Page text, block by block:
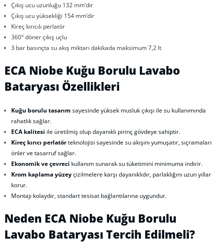
Çıkış ucu uzunluğu 132 mm’dir
Çıkış ucu yüksekliği 154 mm’dir
Kireç kırıcılı perlatör
360° döner çıkış uçlu
3 bar basınçta su akış miktarı dakikada maksimum 7,2 lt
ECA Niobe Kuğu Borulu Lavabo
Bataryası Özellikleri
Kuğu borulu tasarım sayesinde yüksek musluk çıkışı ile su kullanımında
rahatlık sağlar.
ECA kalitesi ile üretilmiş olup dayanıklı pirinç gövdeye sahiptir.
Kireç kırıcı perlatörteknolojisi sayesinde su akışını yumuşatır, sıçramaları
önler ve tasarruf sağlar.
Ekonomik ve çevreci kullanım sunarak su tüketimini minimuma indirir.
Krom kaplama yüzeyçizilmelere karşı dayanıklıdır, parlaklığını uzun yıllar
korur.
Montajı kolaydır, standart tesisat bağlantılarına uygundur.
Neden ECA Niobe Kuğu Borulu
Lavabo Bataryası Tercih Edilmeli?